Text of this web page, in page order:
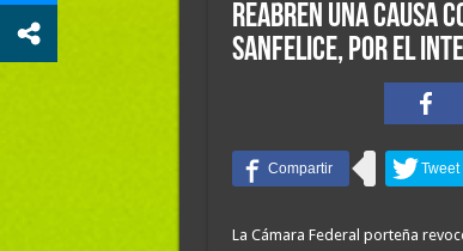
Reabren una causa
Sanfelice, por el
La Cámara Federal porteña